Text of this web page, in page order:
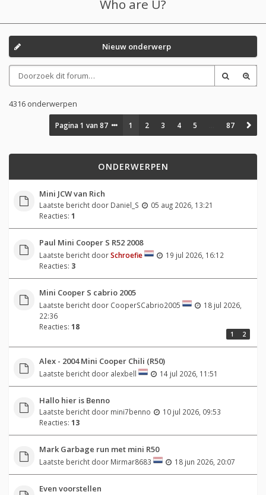
Who are U?
Nieuw onderwerp
4316 onderwerpen
Pagina1 van87 1 2 3 4 5 87
ONDERWERPEN
Mini JCW van Rich
Laatste bericht door Daniel_S
05 aug 2026, 13:21
Reacties: 1
Paul Mini Cooper S R52 2008
Laatste bericht doorSchroefie
19 jul 2026, 16:12
Reacties: 3
Mini Cooper S cabrio 2005
Laatste bericht door CooperSCabrio2005
18 jul 2026,
22:36
Reacties: 18
1 2
Alex - 2004 Mini Cooper Chili (R50)
Laatste bericht door alexbell 14 jul 2026, 11:51
Hallo hier is Benno
Laatste bericht door mini7benno
10 jul 2026, 09:53
Reacties: 13
Mark Garbage run met mini R50
Laatste bericht door Mirmar8683 18 jun 2026, 20:07
Even voorstellen